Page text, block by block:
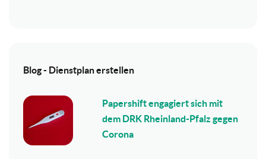
Blog - Dienstplan erstellen
Papershift engagiert sich mit
dem DRK Rheinland-Pfalz gegen
Corona